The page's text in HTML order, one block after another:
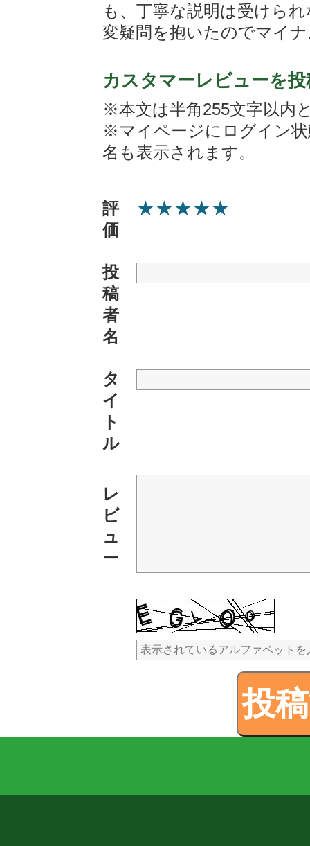
も、丁寧な説明は受けら
変疑問を抱いたのでマイ
カスタマーレビューを
※本文は半角255文字以内
※マイページにログイン
名も表示されます。
評
価
★★★★★
投
稿
者
名
タ
イ
ト
ル
レ
ビ
ュ
ー